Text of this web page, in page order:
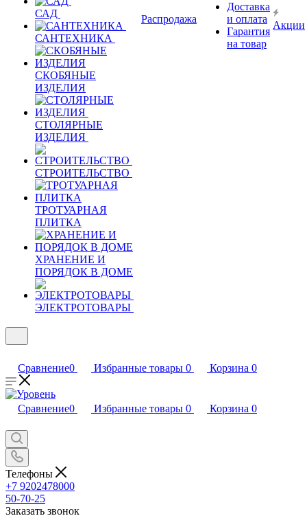
САД
САНТЕХНИКА
СКОБЯНЫЕ
ИЗДЕЛИЯ
СТОЛЯРНЫЕ
ИЗДЕЛИЯ
СТРОИТЕЛЬСТВО
ТРОТУАРНАЯ
ПЛИТКА
ХРАНЕНИЕ И
ПОРЯДОК В ДОМЕ
ЭЛЕКТРОТОВАРЫ
Распродажа
Доставка
и оплата
Гарантия
на товар
Акции
Сравнение0 Избранные товары 0 Корзина 0
Сравнение0 Избранные товары 0 Корзина 0
Телефоны
+7 9202478000
50-70-25
Заказать звонок